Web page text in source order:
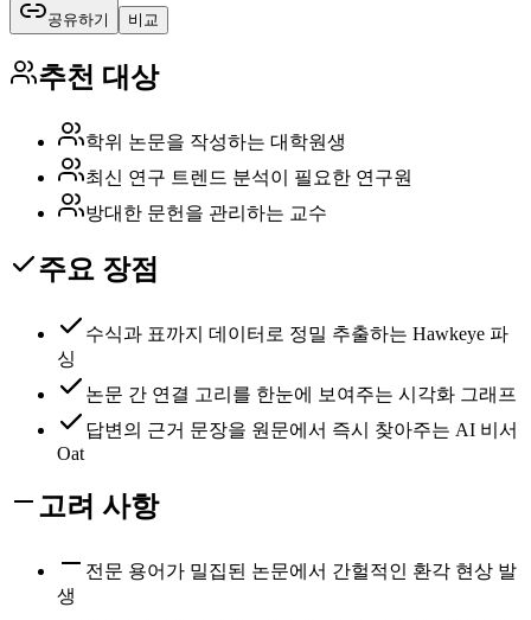
공유하기 비교
추천 대상
학위 논문을 작성하는 대학원생
최신 연구 트렌드 분석이 필요한 연구원
방대한 문헌을 관리하는 교수
주요 장점
수식과 표까지 데이터로 정밀 추출하는 Hawkeye 파
싱
논문 간 연결 고리를 한눈에 보여주는 시각화 그래프
답변의 근거 문장을 원문에서 즉시 찾아주는 AI 비서
Oat
고려 사항
전문 용어가 밀집된 논문에서 간헐적인 환각 현상 발
생